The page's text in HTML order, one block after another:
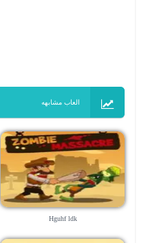
العاب مشابهه
Hguhf ldk